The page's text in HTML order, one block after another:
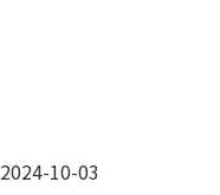
2024-10-03